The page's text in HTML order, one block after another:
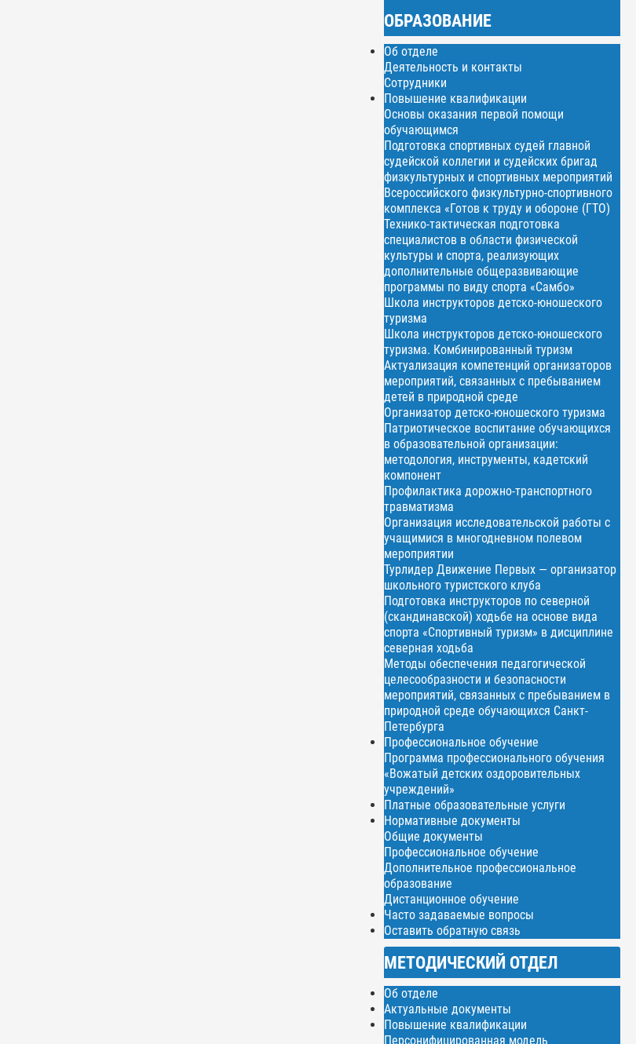
ОБРАЗОВАНИЕ
Об отделе
Деятельность и контакты
Сотрудники
Повышение квалификации
Основы оказания первой помощи
обучающимся
Подготовка спортивных судей главной
судейской коллегии и судейских бригад
физкультурных и спортивных мероприятий
Всероссийского физкультурно-спортивного
комплекса «Готов к труду и обороне (ГТО)
Технико-тактическая подготовка
специалистов в области физической
культуры и спорта, реализующих
дополнительные общеразвивающие
программы по виду спорта «Самбо»
Школа инструкторов детско-юношеского
туризма
Школа инструкторов детско-юношеского
туризма. Комбинированный туризм
Актуализация компетенций организаторов
мероприятий, связанных с пребыванием
детей в природной среде
Организатор детско-юношеского туризма
Патриотическое воспитание обучающихся
в образовательной организации:
методология, инструменты, кадетский
компонент
Профилактика дорожно-транспортного
травматизма
Организация исследовательской работы с
учащимися в многодневном полевом
мероприятии
Турлидер Движение Первых — организатор
школьного туристского клуба
Подготовка инструкторов по северной
(скандинавской) ходьбе на основе вида
спорта «Спортивный туризм» в дисциплине
северная ходьба
Методы обеспечения педагогической
целесообразности и безопасности
мероприятий, связанных с пребыванием в
природной среде обучающихся Санкт-
Петербурга
Профессиональное обучение
Программа профессионального обучения
«Вожатый детских оздоровительных
учреждений»
Платные образовательные услуги
Нормативные документы
Общие документы
Профессиональное обучение
Дополнительное профессиональное
образование
Дистанционное обучение
Часто задаваемые вопросы
Оставить обратную связь
МЕТОДИЧЕСКИЙ ОТДЕЛ
Об отделе
Актуальные документы
Повышение квалификации
Персонифицированная модель